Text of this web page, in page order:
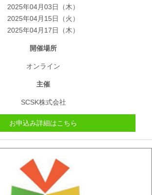
2025年04月03日（木）
2025年04月15日（火）
2025年04月17日（木）
開催場所
オンライン
主催
SCSK株式会社
お申込み詳細はこちら